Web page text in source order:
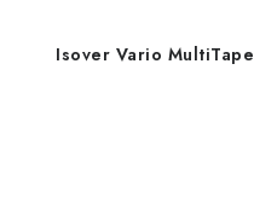
Isover Vario MultiTape